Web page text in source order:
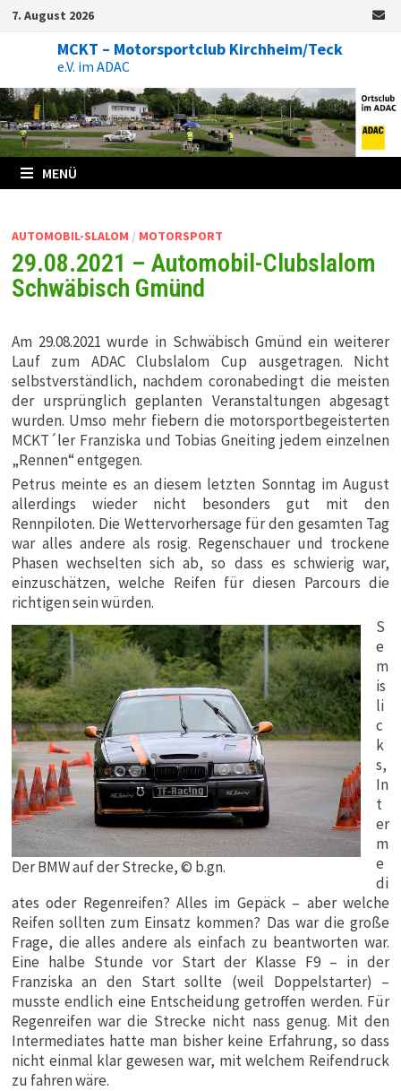
Zum7. August 2026
MCKT – Motorsportclub Kirchheim/Teck
e.V. im ADAC
MENÜ
AUTOMOBIL-SLALOM / MOTORSPORT
29.08.2021 – Automobil-Clubslalom
Schwäbisch Gmünd
Am 29.08.2021 wurde in Schwäbisch Gmünd ein weiterer
Lauf zum ADAC Clubslalom Cup ausgetragen. Nicht
selbstverständlich, nachdem coronabedingt die meisten
der ursprünglich geplanten Veranstaltungen abgesagt
wurden. Umso mehr fiebern die motorsportbegeisterten
MCKT´ler Franziska und Tobias Gneiting jedem einzelnen
„Rennen“ entgegen.
Petrus meinte es an diesem letzten Sonntag im August
allerdings wieder nicht besonders gut mit den
Rennpiloten. Die Wettervorhersage für den gesamten Tag
war alles andere als rosig. Regenschauer und trockene
Phasen wechselten sich ab, so dass es schwierig war,
einzuschätzen, welche Reifen für diesen Parcours die
richtigen sein würden.
Der BMW auf der Strecke, © b.gn.
S
e
m
is
li
c
k
s,
In
t
er
m
e
di
ates oder Regenreifen? Alles im Gepäck – aber welche
Reifen sollten zum Einsatz kommen? Das war die große
Frage, die alles andere als einfach zu beantworten war.
Eine halbe Stunde vor Start der Klasse F9 – in der
Franziska an den Start sollte (weil Doppelstarter) –
musste endlich eine Entscheidung getroffen werden. Für
Regenreifen war die Strecke nicht nass genug. Mit den
Intermediates hatte man bisher keine Erfahrung, so dass
nicht einmal klar gewesen war, mit welchem Reifendruck
zu fahren wäre.